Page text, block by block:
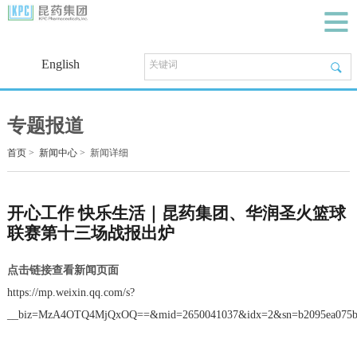
English
专题报道
首页> 新闻中心> 新闻详细
开心工作 快乐生活｜昆药集团、华润圣火篮球
联赛第十三场战报出炉
点击链接查看新闻页面
https://mp.weixin.qq.com/s?